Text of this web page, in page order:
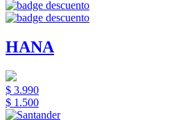
HANA
$ 3.990
$ 1.500